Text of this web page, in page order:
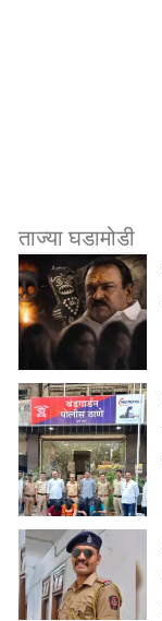
ताज्या घडामोडी